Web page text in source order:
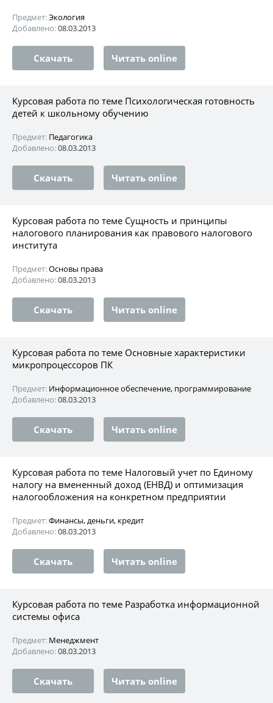
Предмет:Экология
Добавлено:08.03.2013
Скачать Читать online
Курсовая работа по теме Психологическая готовность
детей к школьному обучению
Предмет: Педагогика
Добавлено:08.03.2013
Скачать Читать online
Курсовая работа по теме Сущность и принципы
налогового планирования как правового налогового
института
Предмет:Основы права
Добавлено:08.03.2013
Скачать Читать online
Курсовая работа по теме Основные характеристики
микропроцессоров ПК
Предмет: Информационное обеспечение, программирование
Добавлено:08.03.2013
Скачать Читать online
Курсовая работа по теме Налоговый учет по Единому
налогу на вмененный доход (ЕНВД) и оптимизация
налогообложения на конкретном предприятии
Предмет:Финансы, деньги, кредит
Добавлено:08.03.2013
Скачать Читать online
Курсовая работа по теме Разработка информационной
системы офиса
Предмет: Менеджмент
Добавлено:08.03.2013
Скачать Читать online